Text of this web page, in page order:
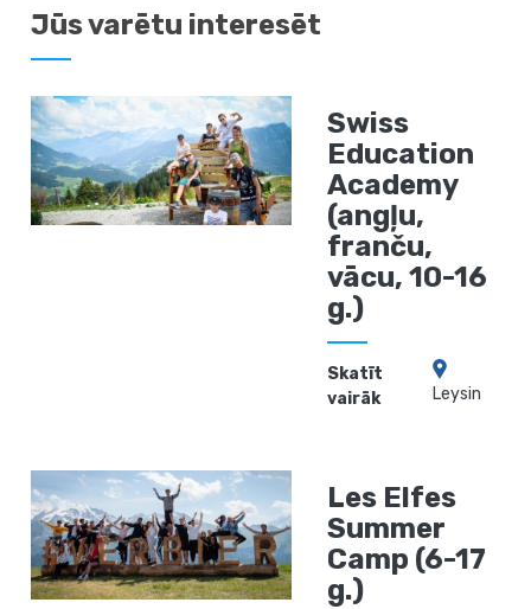
Jūs varētu interesēt
Swiss
Education
Academy
(angļu,
franču,
vācu, 10-16
g.)
Skatīt
vairāk
Leysin
Les Elfes
Summer
Camp (6-17
g.)